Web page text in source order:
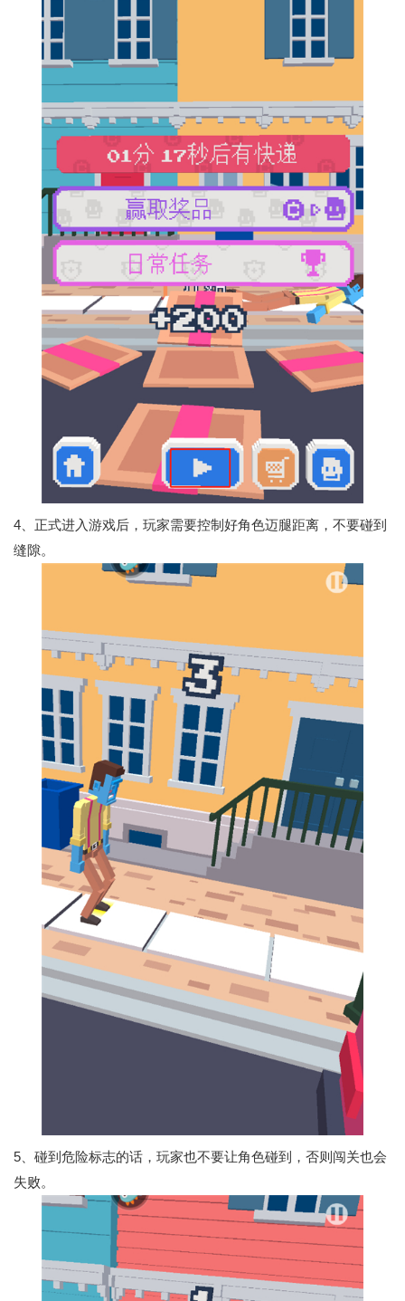
4、正式进入游戏后，玩家需要控制好角色迈腿距离，不要碰到
缝隙。
5、碰到危险标志的话，玩家也不要让角色碰到，否则闯关也会
失败。